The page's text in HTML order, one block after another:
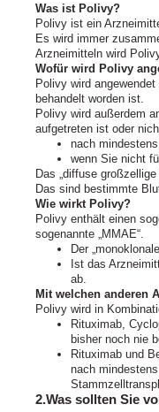
Was ist Polivy?
Polivy ist ein
Es wird immer
Arzneimitteln wird
Wofür wird Polivy
Polivy wird
behandelt worden ist.
Polivy wird außerdem
aufgetreten ist oder
nach
wenn Sie nicht
Das „diffuse
Das sind bestimmte
Wie wirkt Polivy?
Polivy enthält einen
sogenannte „MMAE“.
Der
Ist das
ab.
Mit welchen anderen
Polivy wird in
Rituximab,
bisher noch nie
Rituximab und
nach
2.Was sollten Sie